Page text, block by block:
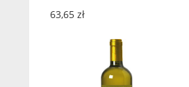
63,65 zł